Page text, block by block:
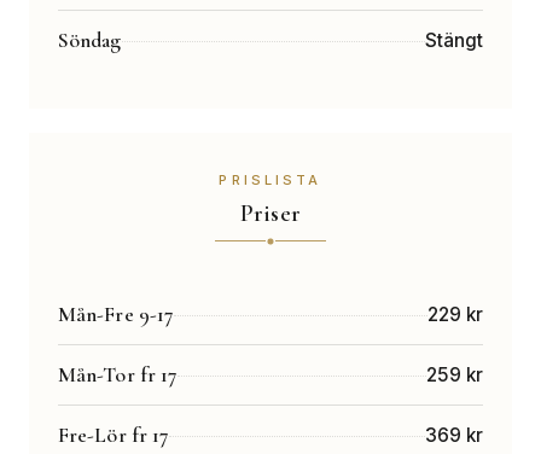
Söndag Stängt
PRISLISTA
Priser
Mån-Fre 9-17 229 kr
Mån-Tor fr 17 259 kr
Fre-Lör fr 17 369 kr